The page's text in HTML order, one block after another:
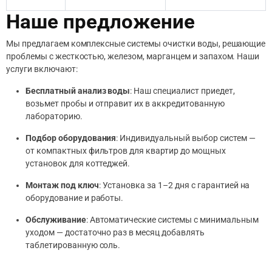
Наше предложение
Мы предлагаем комплексные системы очистки воды, решающие
проблемы с жесткостью, железом, марганцем и запахом. Наши
услуги включают:
Бесплатный анализ воды: Наш специалист приедет,
возьмет пробы и отправит их в аккредитованную
лабораторию.
Подбор оборудования: Индивидуальный выбор систем —
от компактных фильтров для квартир до мощных
установок для коттеджей.
Монтаж под ключ: Установка за 1–2 дня с гарантией на
оборудование и работы.
Обслуживание: Автоматические системы с минимальным
уходом — достаточно раз в месяц добавлять
таблетированную соль.